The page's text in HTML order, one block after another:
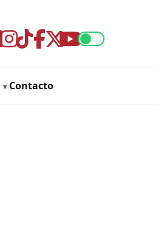
Contacto